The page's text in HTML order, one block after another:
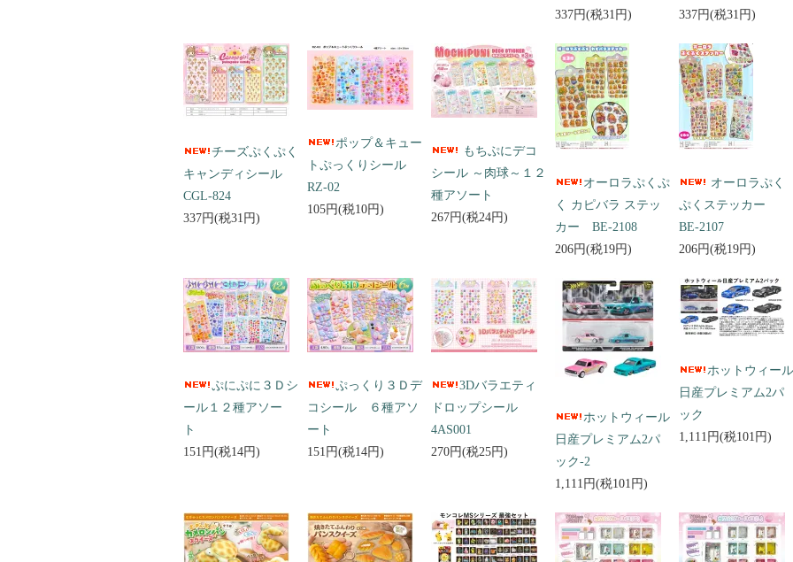
337円(税31円)
337円(税31円)
チーズぷくぷく
キャンディシール
CGL-824
337円(税31円)
ポップ＆キュー
トぷっくりシール
RZ-02
105円(税10円)
もちぷにデコ
シール ～肉球～１２
種アソート
267円(税24円)
オーロラぷくぷ
く カピバラ ステッ
カー BE-2108
206円(税19円)
オーロラぷく
ぷくステッカー
BE-2107
206円(税19円)
ぷにぷに３Ｄシ
ール１２種アソー
ト
151円(税14円)
ぷっくり３Ｄデ
コシール ６種アソ
ート
151円(税14円)
3Dバラエティ
ドロップシール
4AS001
270円(税25円)
ホットウィール
日産プレミアム2パ
ック-2
1,111円(税101円)
ホットウィール
日産プレミアム2パ
ック
1,111円(税101円)